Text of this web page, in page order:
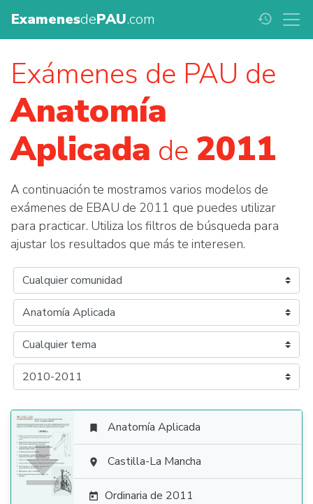
ExamenesdePAU.com history
Exámenes de PAU de
Anatomía
Aplicada de 2011
A continuación te mostramos varios modelos de
exámenes de EBAU de 2011 que puedes utilizar
para practicar. Utiliza los filtros de búsqueda para
ajustar los resultados que más te interesen.

 Anatomía Aplicada
 Castilla-La Mancha
 Ordinaria de 2011